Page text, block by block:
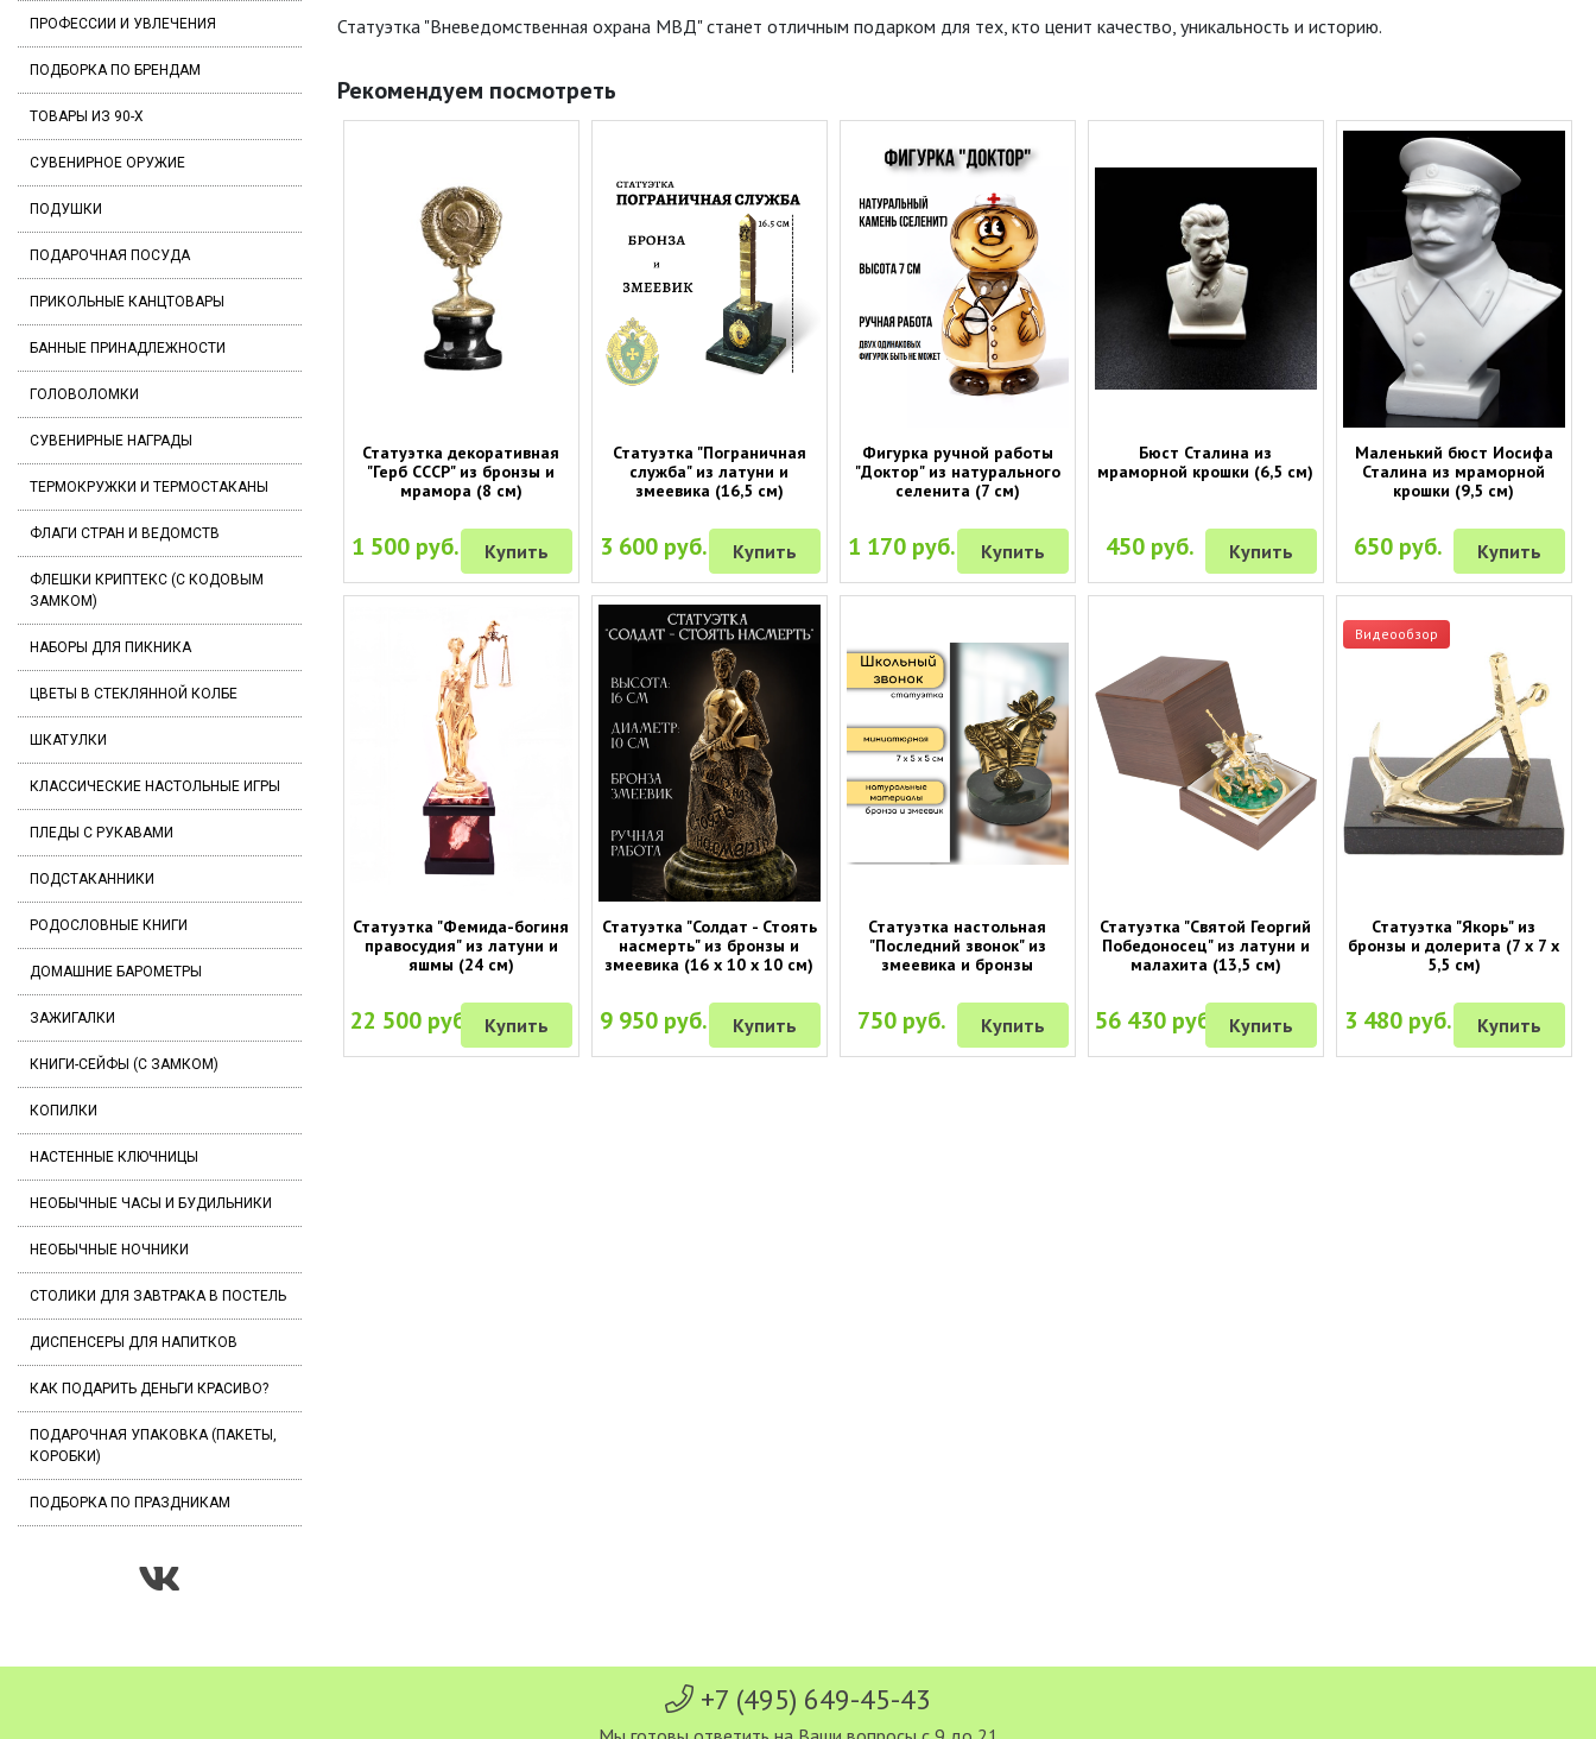
ПРОФЕССИИ И УВЛЕЧЕНИЯ
ПОДБОРКА ПО БРЕНДАМ
ТОВАРЫ ИЗ 90-Х
СУВЕНИРНОЕ ОРУЖИЕ
ПОДУШКИ
ПОДАРОЧНАЯ ПОСУДА
ПРИКОЛЬНЫЕ КАНЦТОВАРЫ
БАННЫЕ ПРИНАДЛЕЖНОСТИ
ГОЛОВОЛОМКИ
СУВЕНИРНЫЕ НАГРАДЫ
ТЕРМОКРУЖКИ И ТЕРМОСТАКАНЫ
ФЛАГИ СТРАН И ВЕДОМСТВ
ФЛЕШКИ КРИПТЕКС (С КОДОВЫМ
ЗАМКОМ)
НАБОРЫ ДЛЯ ПИКНИКА
ЦВЕТЫ В СТЕКЛЯННОЙ КОЛБЕ
ШКАТУЛКИ
КЛАССИЧЕСКИЕ НАСТОЛЬНЫЕ ИГРЫ
ПЛЕДЫ С РУКАВАМИ
ПОДСТАКАННИКИ
РОДОСЛОВНЫЕ КНИГИ
ДОМАШНИЕ БАРОМЕТРЫ
ЗАЖИГАЛКИ
КНИГИ-СЕЙФЫ (С ЗАМКОМ)
КОПИЛКИ
НАСТЕННЫЕ КЛЮЧНИЦЫ
НЕОБЫЧНЫЕ ЧАСЫ И БУДИЛЬНИКИ
НЕОБЫЧНЫЕ НОЧНИКИ
СТОЛИКИ ДЛЯ ЗАВТРАКА В ПОСТЕЛЬ
ДИСПЕНСЕРЫ ДЛЯ НАПИТКОВ
КАК ПОДАРИТЬ ДЕНЬГИ КРАСИВО?
ПОДАРОЧНАЯ УПАКОВКА (ПАКЕТЫ,
КОРОБКИ)
ПОДБОРКА ПО ПРАЗДНИКАМ
Статуэтка "Вневедомственная охрана МВД" станет отличным подарком для тех, кто ценит качество, уникальность и историю.
Рекомендуем посмотреть
Статуэтка декоративная
"Герб СССР" из бронзы и
мрамора (8 см)
1 500 руб. Купить
Статуэтка "Пограничная
служба" из латуни и
змеевика (16,5 см)
3 600 руб. Купить
Фигурка ручной работы
"Доктор" из натурального
селенита (7 см)
1 170 руб. Купить
Бюст Сталина из
мраморной крошки (6,5 см)
450 руб. Купить
Маленький бюст Иосифа
Сталина из мраморной
крошки (9,5 см)
650 руб. Купить
Статуэтка "Фемида-богиня
правосудия" из латуни и
яшмы (24 см)
22 500 руб. Купить
Статуэтка "Солдат - Стоять
насмерть" из бронзы и
змеевика (16 х 10 х 10 см)
9 950 руб. Купить
Статуэтка настольная
"Последний звонок" из
змеевика и бронзы
750 руб. Купить
Статуэтка "Святой Георгий
Победоносец" из латуни и
малахита (13,5 см)
56 430 руб. Купить
Видеообзор
Статуэтка "Якорь" из
бронзы и долерита (7 х 7 х
5,5 см)
3 480 руб. Купить
+7 (495) 649-45-43